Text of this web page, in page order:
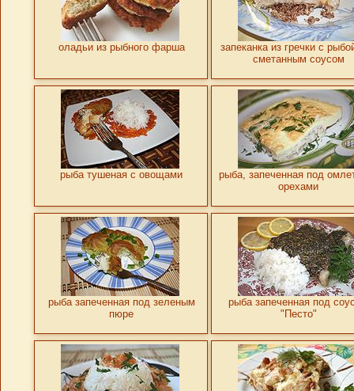
оладьи из рыбного фарша
запеканка из гречки с
сметанным соусом
рыба тушеная с овощами
рыба, запеченная под
орехами
рыба запеченная под зеленым
пюре
рыба запеченная под
"Песто"